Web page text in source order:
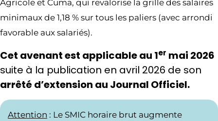
Agricole et Cuma, qui revalorise la grille des salaires
minimaux de 1,18 % sur tous les paliers (avec arrondi
favorable aux salariés).
Cet avenant est applicable au 1er mai 2026
suite à la publication en avril 2026 de son
arrêté d’extension au Journal Officiel.
Attention : Le SMIC horaire brut augmente